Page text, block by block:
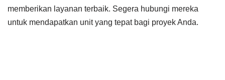
memberikan layanan terbaik. Segera hubungi mereka
untuk mendapatkan unit yang tepat bagi proyek Anda.